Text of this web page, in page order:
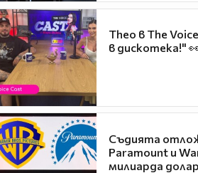
Theo в The
в дискотека!"
Съдията
Paramount и
милиарда